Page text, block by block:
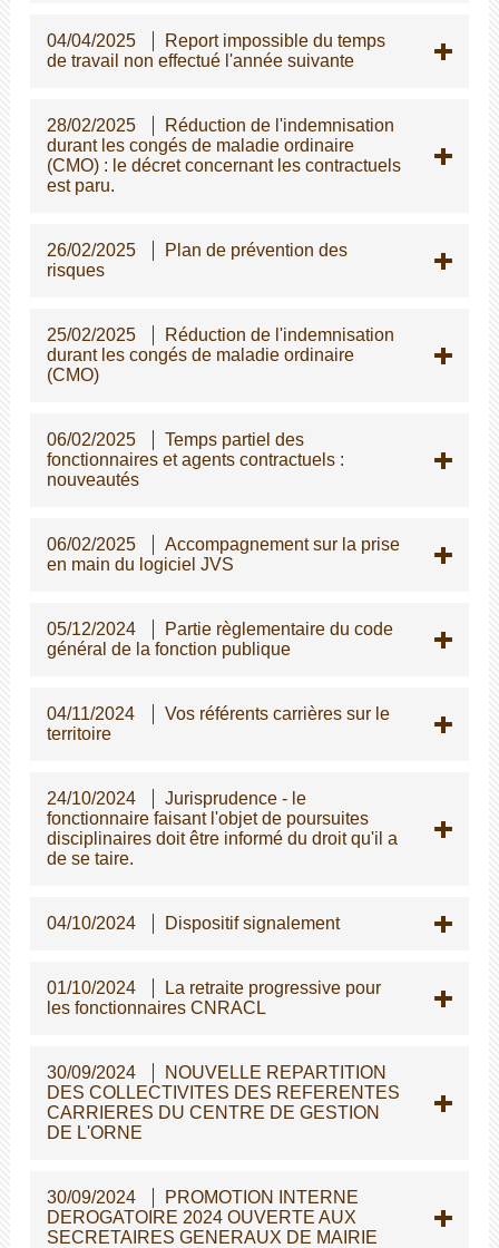
04/04/2025
Report impossible du temps
de travail non effectué l'année suivante
28/02/2025
Réduction de l'indemnisation
durant les congés de maladie ordinaire
(CMO) : le décret concernant les contractuels
est paru.
26/02/2025
Plan de prévention des
risques
25/02/2025
Réduction de l'indemnisation
durant les congés de maladie ordinaire
(CMO)
06/02/2025
Temps partiel des
fonctionnaires et agents contractuels :
nouveautés
06/02/2025
Accompagnement sur la prise
en main du logiciel JVS
05/12/2024
Partie règlementaire du code
général de la fonction publique
04/11/2024
Vos référents carrières sur le
territoire
24/10/2024
Jurisprudence - le
fonctionnaire faisant l'objet de poursuites
disciplinaires doit être informé du droit qu'il a
de se taire.
04/10/2024 Dispositif signalement
01/10/2024
La retraite progressive pour
les fonctionnaires CNRACL
30/09/2024
NOUVELLE REPARTITION
DES COLLECTIVITES DES REFERENTES
CARRIERES DU CENTRE DE GESTION
DE L'ORNE
30/09/2024
PROMOTION INTERNE
DEROGATOIRE 2024 OUVERTE AUX
SECRETAIRES GENERAUX DE MAIRIE